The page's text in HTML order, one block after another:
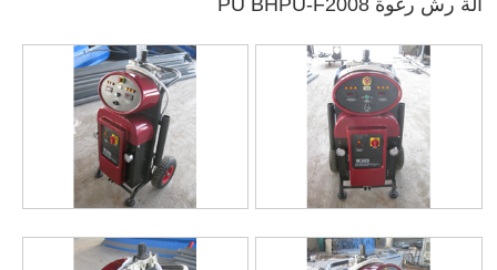
آلة رش رغوة PU BHPU-F2008